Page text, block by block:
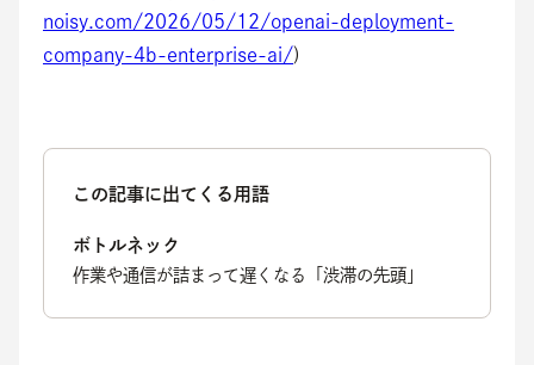
noisy.com/2026/05/12/openai-deployment-
company-4b-enterprise-ai/)
この記事に出てくる用語
ボトルネック
作業や通信が詰まって遅くなる「渋滞の先頭」